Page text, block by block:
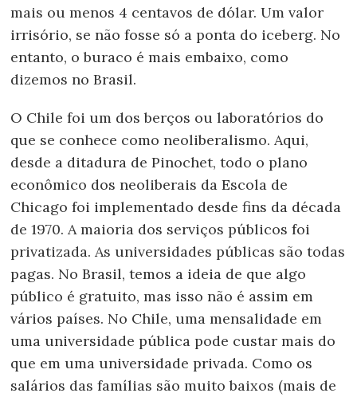
mais ou menos 4 centavos de dólar. Um valor
irrisório, se não fosse só a ponta do iceberg. No
entanto, o buraco é mais embaixo, como
dizemos no Brasil.
O Chile foi um dos berços ou laboratórios do
que se conhece como neoliberalismo. Aqui,
desde a ditadura de Pinochet, todo o plano
econômico dos neoliberais da Escola de
Chicago foi implementado desde fins da década
de 1970. A maioria dos serviços públicos foi
privatizada. As universidades públicas são todas
pagas. No Brasil, temos a ideia de que algo
público é gratuito, mas isso não é assim em
vários países. No Chile, uma mensalidade em
uma universidade pública pode custar mais do
que em uma universidade privada. Como os
salários das famílias são muito baixos (mais de